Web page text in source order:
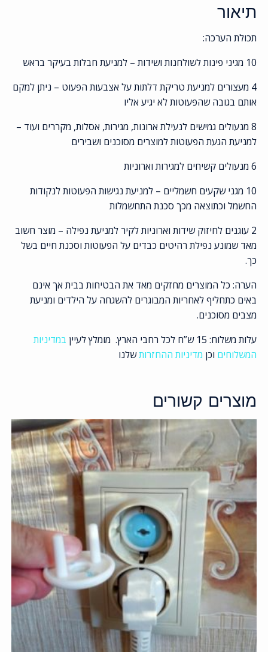
ושאר
סכנות
40
תיאור
תכולת הערכה:
10 מגיני פינות לשולחנות ושידות – למניעת חבלות בעיקר בראש
4 מעצורים למניעת טריקת דלתות על אצבעות הפעוט – ניתן למקם
אותם בגובה שהפעוטות לא יגיע אליו
8 מנעולים גמישים לנעילת ארונות, מגירות, אסלות, מקררים ועוד –
למניעת הגעת הפעוטות למוצרים מסוכנים ושבירים
6 מנעולים קשיחים למגירות וארוניות
10 מגני שקעים חשמליים – למניעת נגישות הפעוטות לנקודות
החשמל וכתוצאה מכך סכנת התחשמלות
2 עוגנים לחיזוק שידות וארוניות לקיר למניעת נפילה – מוצר חשוב
מאד שמונע נפילת רהיטים כבדים על הפעוטות וסכנת חיים בשל
כך.
הערה: כל המוצרים מחזקים מאד את הבטיחות בבית אך אינם
באים כתחליף לאחריות המבוגרים להשגחה על הילדים ומניעת
מצבים מסוכנים.
עלות משלוח: 15 ש”ח לכל רחבי הארץ. מומלץ לעיין
במדיניות
המשלוחים וכן מדיניות ההחזרותשלנו
מוצרים קשורים